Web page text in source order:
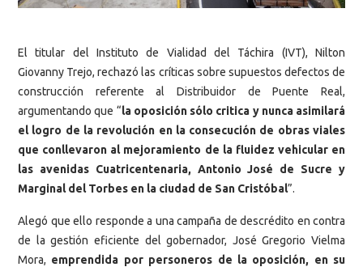
El titular del Instituto de Vialidad del Táchira (IVT), Nilton
Giovanny Trejo, rechazó las críticas sobre supuestos defectos de
construcción referente al Distribuidor de Puente Real,
argumentando que “la oposición sólo critica y nunca asimilará
el logro de la revolución en la consecución de obras viales
que conllevaron al mejoramiento de la fluidez vehicular en
las avenidas Cuatricentenaria, Antonio José de Sucre y
Marginal del Torbes en la ciudad de San Cristóbal”.
Alegó que ello responde a una campaña de descrédito en contra
de la gestión eficiente del gobernador, José Gregorio Vielma
Mora, emprendida por personeros de la oposición, en su